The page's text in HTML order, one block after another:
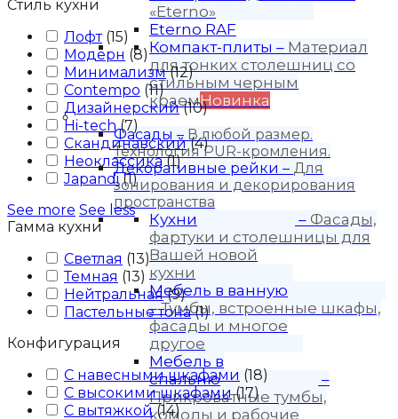
«Eterno»
Eterno RAF
Компакт-плиты – Материал
для тонких столешниц со
стильным черным
краемНовинка
Продукция
Фасады – В любой размер.
Технология PUR-кромления.
Декоративные рейки – Для
зонирования и декорирования
пространства
Кухни – Фасады,
фартуки и столешницы для
Вашей новой
кухни
Мебель в ванную
–Тумбы, встроенные шкафы,
фасады и многое
другое
Мебель в
спальню
–
Прикроватные тумбы,
комоды и рабочие
Стиль кухни
Лофт (15)
Модерн (8)
Минимализм (12)
Contempo (11)
Дизайнерский (10)
Hi-tech (7)
Скандинавский (4)
Неоклассика (1)
Japandi (1)
See more See less
Гамма кухни
Светлая (13)
Темная (13)
Нейтральная (9)
Пастельные тона (1)
Конфигурация
С навесными шкафами (18)
С высокими шкафами (17)
С вытяжкой (14)